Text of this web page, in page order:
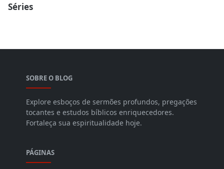
Séries
SOBRE O BLOG
Explore esboços de sermões profundos, pregações
tocantes e estudos bíblicos enriquecedores.
Fortaleça sua espiritualidade hoje.
PÁGINAS